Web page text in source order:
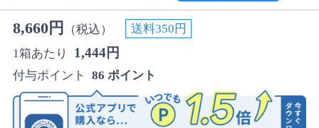
8,660円 （税込）
送料350円
1箱あたり
1,444円
付与ポイント 86 ポイント